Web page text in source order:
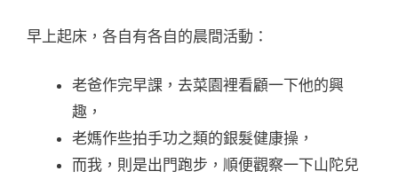
早上起床，各自有各自的晨間活動：
老爸作完早課，去菜園裡看顧一下他的興
趣，
老媽作些拍手功之類的銀髮健康操，
而我，則是出門跑步，順便觀察一下山陀兒